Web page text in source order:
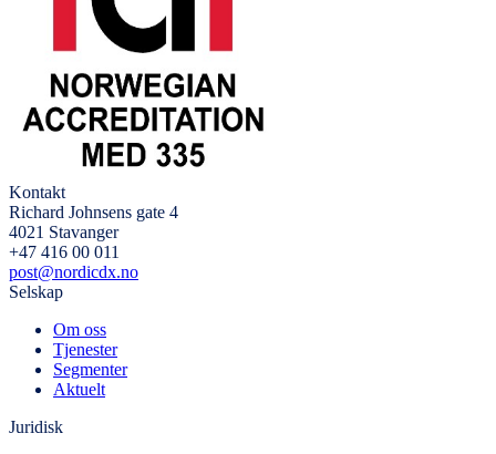
Kontakt
Richard Johnsens gate 4
4021 Stavanger
+47 416 00 011
post@nordicdx.no
Selskap
Om oss
Tjenester
Segmenter
Aktuelt
Juridisk